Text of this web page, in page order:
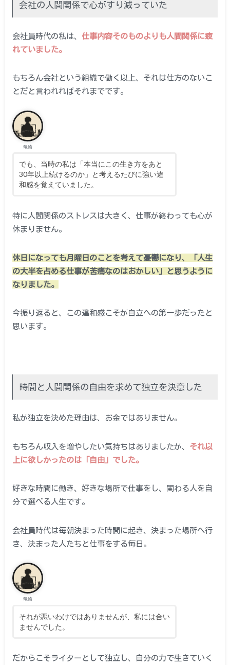
会社の人間関係で心がすり減っていた
会社員時代の私は、 仕事内容そのものよりも人間関係に疲
れていました。
もちろん会社という組織で働く以上、それは仕方のないこ
とだと言われればそれまでです。
竜崎
でも、当時の私は「本当にこの生き方をあと
30年以上続けるのか」と考えるたびに強い違
和感を覚えていました。
特に人間関係のストレスは大きく、仕事が終わっても心が
休まりません。
休日になっても月曜日のことを考えて憂鬱になり、「人生
の大半を占める仕事が苦痛なのはおかしい」と思うように
なりました。
今振り返ると、この違和感こそが自立への第一歩だったと
思います。
時間と人間関係の自由を求めて独立を決意した
私が独立を決めた理由は、お金ではありません。
もちろん収入を増やしたい気持ちはありましたが、 それ以
上に欲しかったのは「自由」でした。
好きな時間に働き、好きな場所で仕事をし、関わる人を自
分で選べる人生です。
会社員時代は毎朝決まった時間に起き、決まった場所へ行
き、決まった人たちと仕事をする毎日。
竜崎
それが悪いわけではありませんが、私には合い
ませんでした。
だからこそライターとして独立し、自分の力で生きていく